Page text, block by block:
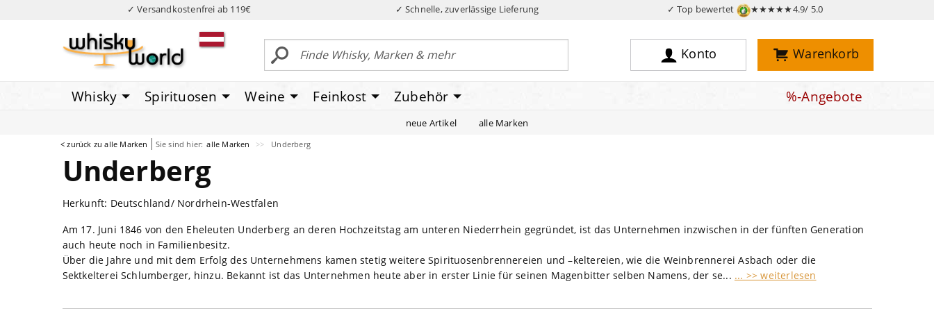
✓ Versandkostenfrei ab 119€ ✓ Schnelle, zuverlässige Lieferung ✓ Top bewertet ★★★★★4.9/ 5.0
Konto Warenkorb
Whisky Spirituosen Weine Feinkost Zubehör %-Angebote
neue Artikel alle Marken
< zurück zu alle Marken Sie sind hier: alle Marken Underberg
Underberg
Herkunft: Deutschland/ Nordrhein-Westfalen
Am 17. Juni 1846 von den Eheleuten Underberg an deren Hochzeitstag am unteren Niederrhein gegründet, ist das Unternehmen inzwischen in der fünften Generation
auch heute noch in Familienbesitz.
Über die Jahre und mit dem Erfolg des Unternehmens kamen stetig weitere Spirituosenbrennereien und –keltereien, wie die Weinbrennerei Asbach oder die
Sektkelterei Schlumberger, hinzu. Bekannt ist das Unternehmen heute aber in erster Linie für seinen Magenbitter selben Namens, der se... ... >> weiterlesen